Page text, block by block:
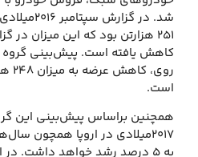
شد. در
کاهش یافته است. پیش‌بینی گروه
است.
همچنین براساس پیش‌بینی این
۲۰۱۷میلادی در اروپا همچون
به ۵ درصد رشد خواهد داشت. در